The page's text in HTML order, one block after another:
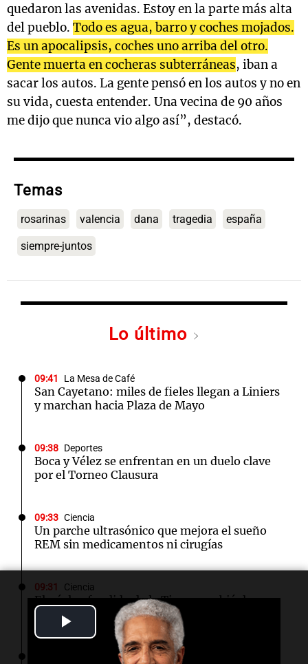
Play
Video
quedaron las avenidas. Estoy en la parte más alta
del pueblo. Todo es agua, barro y coches mojados.
Es un apocalipsis, coches uno arriba del otro.
Gente muerta en cocheras subterráneas, iban a
sacar los autos. La gente pensó en los autos y no en
su vida, cuesta entender. Una vecina de 90 años
me dijo que nunca vio algo así”, destacó.
Temas
rosarinas valencia dana tragedia españa
siempre-juntos
Lo último
09:41 La Mesa de Café
San Cayetano: miles de fieles llegan a Liniers
y marchan hacia Plaza de Mayo
09:38 Deportes
Boca y Vélez se enfrentan en un duelo clave
por el Torneo Clausura
09:33 Ciencia
Un parche ultrasónico que mejora el sueño
REM sin medicamentos ni cirugías
09:31 Ciencia
El núcleo fundido de la Tierra cambió de
dirección y los científicos buscan respuestas